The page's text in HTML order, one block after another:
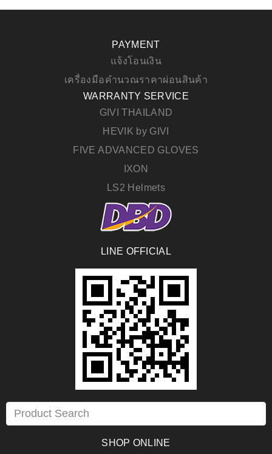
PAYMENT
แจ้งโอนเงิน
เครื่องมือคำนวณราคาผ่อนสินค้า
WARRANTY SERVICE
GIVI THAILAND
HEVIK by GIVI
FIVE ADVANCED GLOVES
IXON
LS2 Helmets
LINE OFFICIAL
SHOP ONLINE